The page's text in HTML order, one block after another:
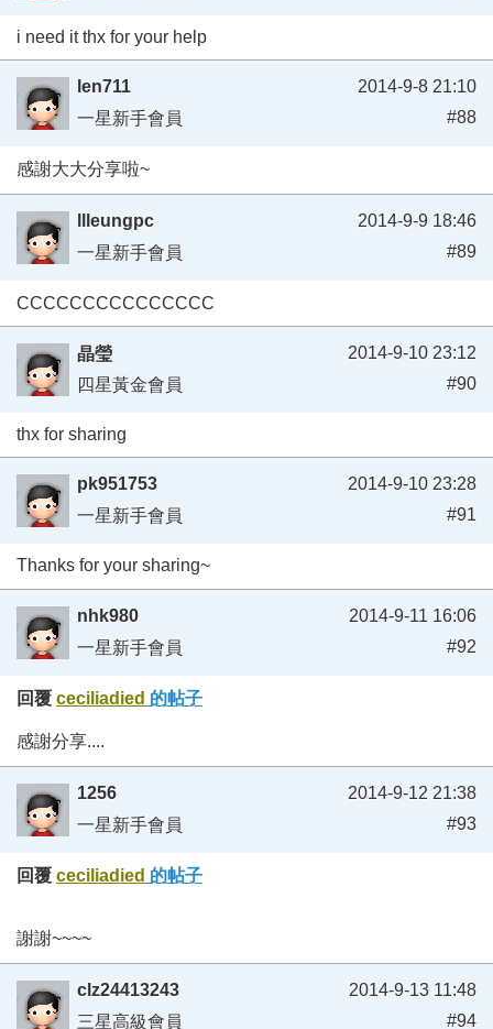
i need it thx for your help
len711
一星新手會員
2014-9-8 21:10
#88
感謝大大分享啦~
llleungpc
一星新手會員
2014-9-9 18:46
#89
CCCCCCCCCCCCCCC
晶瑩
四星黃金會員
2014-9-10 23:12
#90
thx for sharing
pk951753
一星新手會員
2014-9-10 23:28
#91
Thanks for your sharing~
nhk980
一星新手會員
2014-9-11 16:06
#92
回覆 ceciliadied 的帖子
感謝分享....
1256
一星新手會員
2014-9-12 21:38
#93
回覆 ceciliadied 的帖子
謝謝~~~~
clz24413243
三星高級會員
2014-9-13 11:48
#94